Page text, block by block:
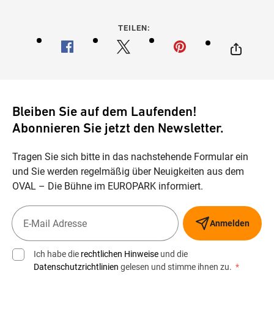
TEILEN:
Bleiben Sie auf dem Laufenden!
Abonnieren Sie jetzt den Newsletter.
Tragen Sie sich bitte in das nachstehende Formular ein
und Sie werden regelmäßig über Neuigkeiten aus dem
OVAL – Die Bühne im EUROPARK informiert.
Anmelden
Ich habe die rechtlichen Hinweise und die
Datenschutzrichtlinien gelesen und stimme ihnen zu. *